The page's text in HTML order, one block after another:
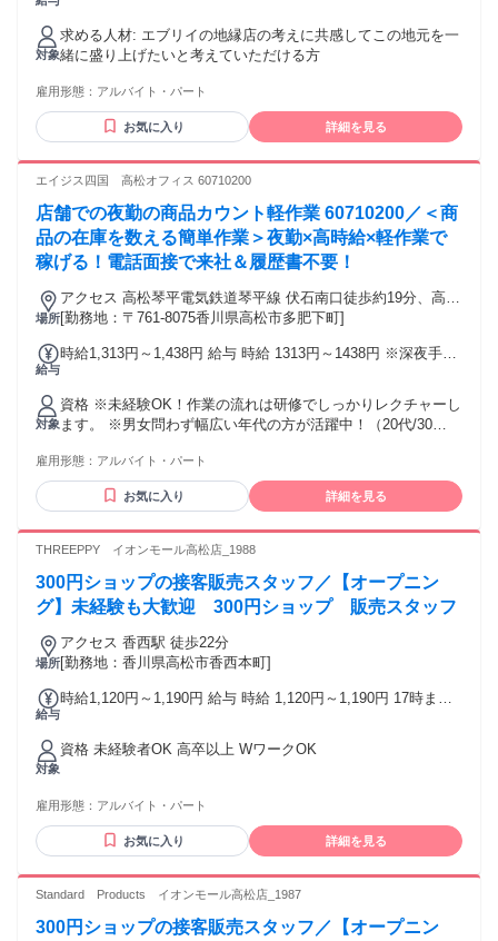
対象
求める人材: エブリイの地縁店の考えに共感してこの地元を一
緒に盛り上げたいと考えていただける方
雇用形態： アルバイト・パート
お気に入り 詳細を見る
エイジス四国 高松オフィス 60710200
店舗での夜勤の商品カウント軽作業 60710200／＜商
品の在庫を数える簡単作業＞夜勤×高時給×軽作業で
稼げる！電話面接で来社＆履歴書不要！
場所
アクセス 高松琴平電気鉄道琴平線 伏石南口徒歩約19分、高松
琴平電気鉄道琴平線 太田（香川県）徒歩約21分 こちらは営業
[勤務地：〒761-8075香川県高松市多肥下町]
給与
時給1,313円～1,438円 給与 時給 1313円～1438円 ※深夜手当
※週20時間以上勤務可能かつ社会保険加入条件を満たす方は
基本時給1,150円、深夜時給1,438円（試用期間1ヶ月は基本時
給1,050円、深夜時給1,313円） ※勤務開始時間は作業店舗の
閉店時間となるため、日によって勤務開始時間および終了時
１．2路線利用出来る場合は安い路線運賃が適用されます。
２．交通系IC カード利用時の運賃が適用されます。 【マイカ
ー】 交通費精算については自宅から店舗までの最短距離をル
ート検索して1kmあたり25円の燃料費をお支払いしていま
す。なお、予め会社より指示がある場合を除き、高速代や駐
車料金はお支払いしていません。
対象
資格 ※未経験OK！作業の流れは研修でしっかりレクチャーし
ます。 ※男女問わず幅広い年代の方が活躍中！（20代/30
ろん、副業の方も大歓迎◎ ※お友達同士のご応募もOK◎ 年
齢の条件と理由：満18歳以上（深夜業務があるため、高校生
の応募はご遠慮いただいております）
雇用形態： アルバイト・パート
お気に入り 詳細を見る
THREEPPY イオンモール高松店_1988
300円ショップの接客販売スタッフ／【オープニン
グ】未経験も大歓迎 300円ショップ 販売スタッフ
場所
アクセス 香西駅 徒歩22分
[勤務地：香川県高松市香西本町]
給与
時給1,120円～1,190円 給与 時給 1,120円～1,190円 17時まで
対象
資格 未経験者OK 高卒以上 WワークOK
雇用形態： アルバイト・パート
お気に入り 詳細を見る
Standard Products イオンモール高松店_1987
300円ショップの接客販売スタッフ／【オープニン